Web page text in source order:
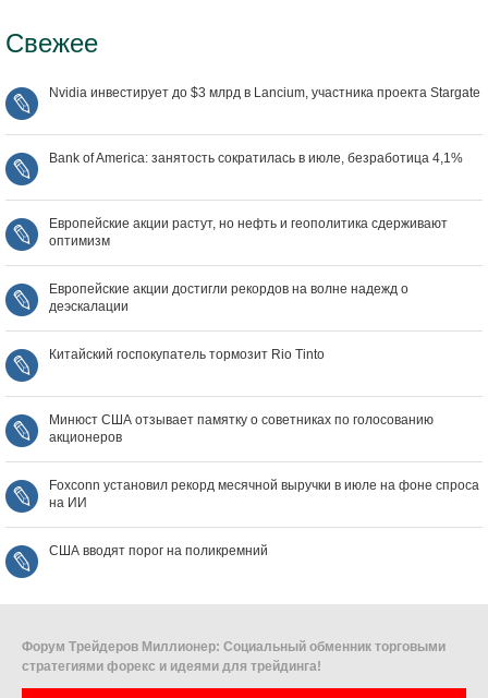
Свежее
Nvidia инвестирует до $3 млрд в Lancium, участника проекта Stargate
Bank of America: занятость сократилась в июле, безработица 4,1%
Европейские акции растут, но нефть и геополитика сдерживают
оптимизм
Европейские акции достигли рекордов на волне надежд о
деэскалации
Китайский госпокупатель тормозит Rio Tinto
Минюст США отзывает памятку о советниках по голосованию
акционеров
Foxconn установил рекорд месячной выручки в июле на фоне спроса
на ИИ
США вводят порог на поликремний
Форум Трейдеров Миллионер: Социальный обменник торговыми
стратегиями форекс и идеями для трейдинга!